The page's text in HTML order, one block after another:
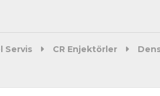
Servis CR Enjektörler